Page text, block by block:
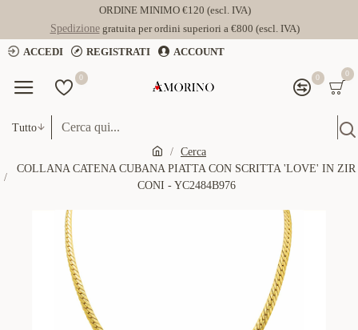
ORDINE MINIMO €120 (escl. IVA)
Spedizionegratuita per ordini superiori a €800 (escl. IVA)
ACCEDI
REGISTRATI ACCOUNT
0 0 0
Tutto
Cerca
COLLANA CATENA CUBANA PIATTA CON SCRITTA 'LOVE' IN ZIR
CONI - YC2484B976